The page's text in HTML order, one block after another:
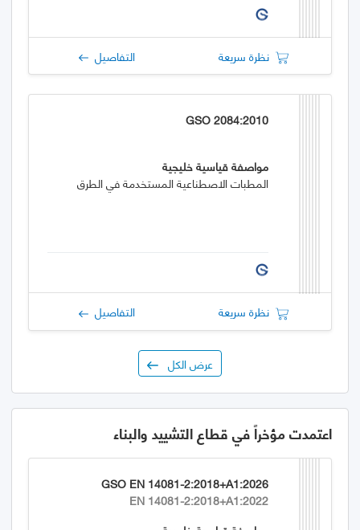
نظرة سريعة التفاصيل
GSO 2084:2010
مواصفة قياسية خليجية
المطبات الاصطناعية المستخدمة في الطرق
نظرة سريعة التفاصيل
عرض الكل
اعتمدت مؤخراً في قطاع التشييد والبناء
GSO EN 14081-2:2018+A1:2026
EN 14081-2:2018+A1:2022